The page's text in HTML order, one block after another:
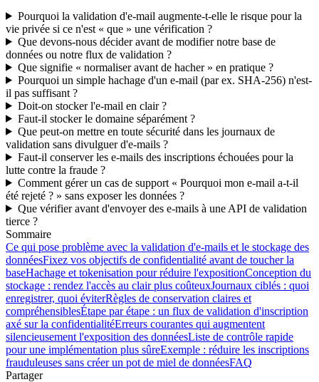
Pourquoi la validation d'e-mail augmente-t-elle le risque pour la
vie privée si ce n'est « que » une vérification ?
Que devons-nous décider avant de modifier notre base de
données ou notre flux de validation ?
Que signifie « normaliser avant de hacher » en pratique ?
Pourquoi un simple hachage d'un e-mail (par ex. SHA-256) n'est-
il pas suffisant ?
Doit-on stocker l'e-mail en clair ?
Faut-il stocker le domaine séparément ?
Que peut-on mettre en toute sécurité dans les journaux de
validation sans divulguer d'e-mails ?
Faut-il conserver les e-mails des inscriptions échouées pour la
lutte contre la fraude ?
Comment gérer un cas de support « Pourquoi mon e-mail a-t-il
été rejeté ? » sans exposer les données ?
Que vérifier avant d'envoyer des e-mails à une API de validation
tierce ?
Sommaire
Ce qui pose problème avec la validation d'e-mails et le stockage des
donnéesFixez vos objectifs de confidentialité avant de toucher la
baseHachage et tokenisation pour réduire l'expositionConception du
stockage : rendez l'accès au clair plus coûteuxJournaux ciblés : quoi
enregistrer, quoi éviterRègles de conservation claires et
compréhensiblesÉtape par étape : un flux de validation d'inscription
axé sur la confidentialitéErreurs courantes qui augmentent
silencieusement l'exposition des donnéesListe de contrôle rapide
pour une implémentation plus sûreExemple : réduire les inscriptions
frauduleuses sans créer un pot de miel de donnéesFAQ
Partager